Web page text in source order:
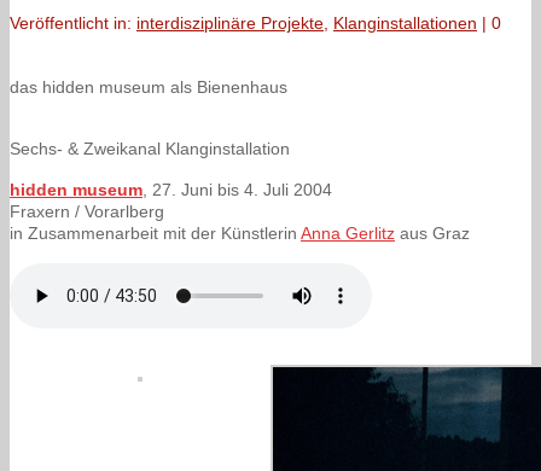
Veröffentlicht in: interdisziplinäre Projekte Klanginstallationen | 0
das hidden museum als Bienenhaus
Sechs- & Zweikanal Klanginstallation
hidden museum , 27. Juni bis 4. Juli 2004
Fraxern / Vorarlberg
in Zusammenarbeit mit der Künstlerin Anna Gerlitz aus Graz